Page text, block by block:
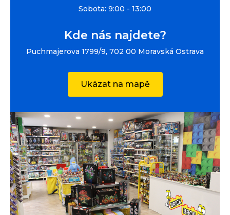
Sobota: 9:00 - 13:00
Kde nás najdete?
Puchmajerova 1799/9, 702 00 Moravská Ostrava
Ukázat na mapě